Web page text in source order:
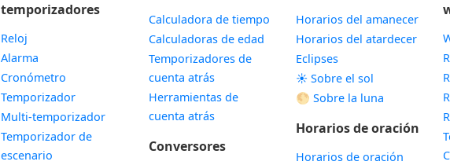
temporizadores
Reloj
Alarma
Cronómetro
Temporizador
Multi-temporizador
Temporizador de
escenario
Calculadora de tiempo
Calculadoras de edad
Temporizadores de
cuenta atrás
Herramientas de
cuenta atrás
Conversores
Horarios del amanecer
Horarios del atardecer
Eclipses
☀️ Sobre el sol
🌕 Sobre la luna
Horarios de oración
Horarios de oración